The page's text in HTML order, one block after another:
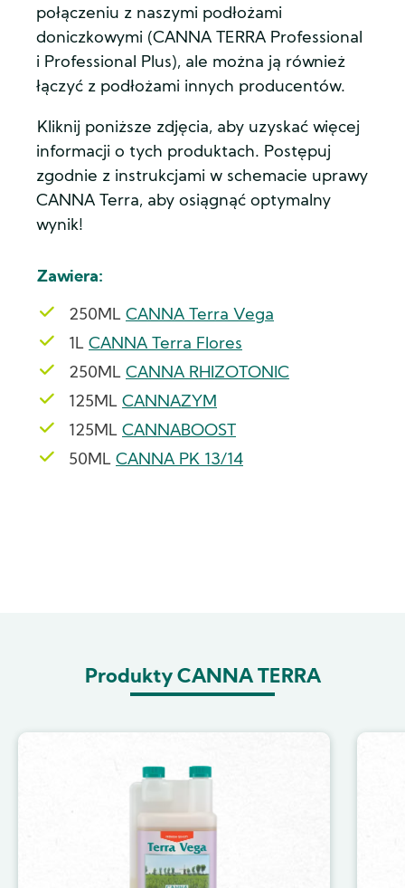
połączeniu z naszymi podłożami
doniczkowymi (CANNA TERRA Professional
i Professional Plus), ale można ją również
łączyć z podłożami innych producentów.
Kliknij poniższe zdjęcia, aby uzyskać więcej
informacji o tych produktach. Postępuj
zgodnie z instrukcjami w schemacie uprawy
CANNA Terra, aby osiągnąć optymalny
wynik!
Zawiera:
250ML CANNA Terra Vega
1L CANNA Terra Flores
250ML CANNA RHIZOTONIC
125ML CANNAZYM
125ML CANNABOOST
50ML CANNA PK 13/14
Produkty CANNA TERRA